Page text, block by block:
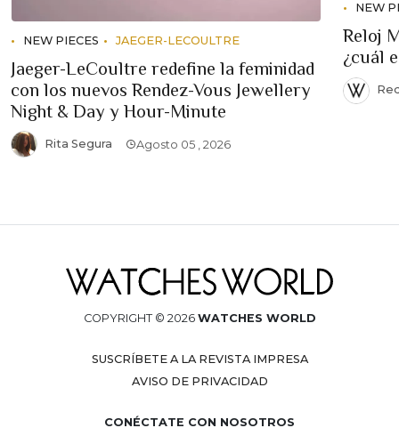
NEW PIECES JAEGER-LECOULTRE
Jaeger-LeCoultre redefine la feminidad
con los nuevos Rendez-Vous Jewellery
Night & Day y Hour-Minute
Rita Segura Agosto 05 , 2026
NEW
Reloj
¿cuál
COPYRIGHT © 2026 WATCHES WORLD
SUSCRÍBETE A LA REVISTA IMPRESA
AVISO DE PRIVACIDAD
CONÉCTATE CON NOSOTROS